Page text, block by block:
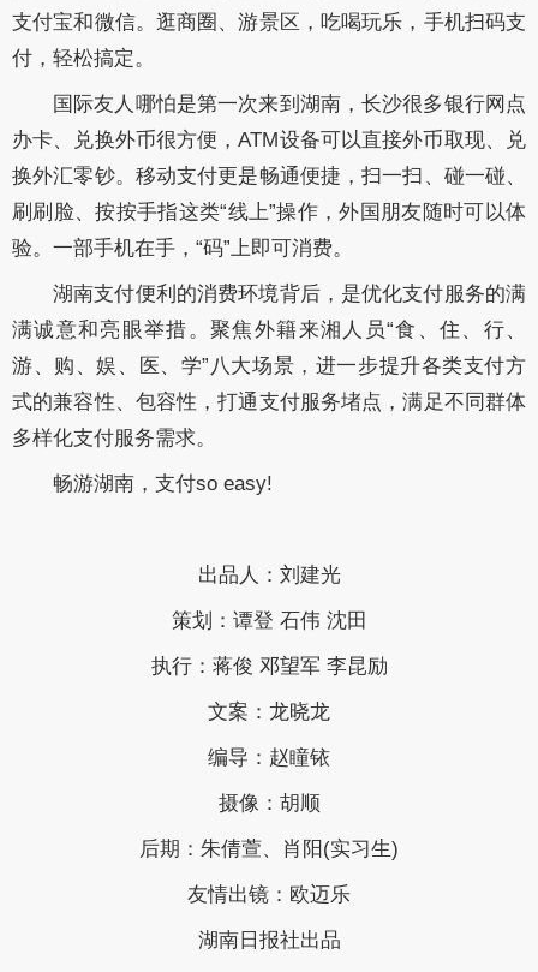
支付宝和微信。逛商圈、游景区，吃喝玩乐，手机扫码支
付，轻松搞定。
国际友人哪怕是第一次来到湖南，长沙很多银行网点
办卡、兑换外币很方便，ATM设备可以直接外币取现、兑
换外汇零钞。移动支付更是畅通便捷，扫一扫、碰一碰、
刷刷脸、按按手指这类“线上”操作，外国朋友随时可以体
验。一部手机在手，“码”上即可消费。
湖南支付便利的消费环境背后，是优化支付服务的满
满诚意和亮眼举措。聚焦外籍来湘人员“食、住、行、
游、购、娱、医、学”八大场景，进一步提升各类支付方
式的兼容性、包容性，打通支付服务堵点，满足不同群体
多样化支付服务需求。
畅游湖南，支付so easy!
出品人：刘建光
策划：谭登 石伟 沈田
执行：蒋俊 邓望军 李昆励
文案：龙晓龙
编导：赵瞳铱
摄像：胡顺
后期：朱倩萱、肖阳(实习生)
友情出镜：欧迈乐
湖南日报社出品